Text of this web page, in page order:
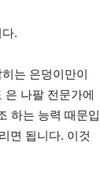
.
는 은덩이만이
은 나팔 전문가에
하는 능력 때문입
면 됩니다. 이것